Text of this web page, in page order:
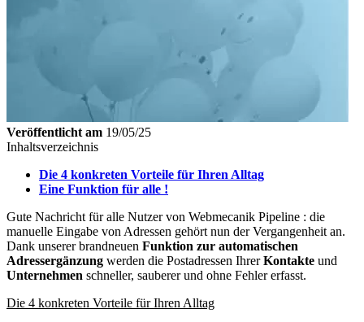
Veröffentlicht am 19/05/25
Inhaltsverzeichnis
Die 4 konkreten Vorteile für Ihren Alltag
Eine Funktion für alle !
Gute Nachricht für alle Nutzer von Webmecanik Pipeline : die
manuelle Eingabe von Adressen gehört nun der Vergangenheit an.
Dank unserer brandneuen Funktion zur automatischen
Adressergänzung werden die Postadressen IhrerKontakte und
Unternehmen schneller, sauberer und ohne Fehler erfasst.
Die 4 konkreten Vorteile für Ihren Alltag